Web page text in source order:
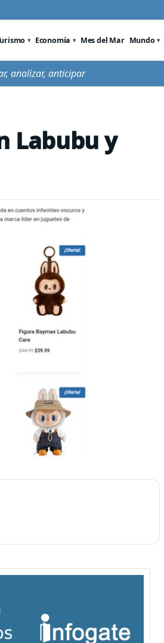
Economía Mes del Mar Mundo
analizar, anticipar
Labubu y